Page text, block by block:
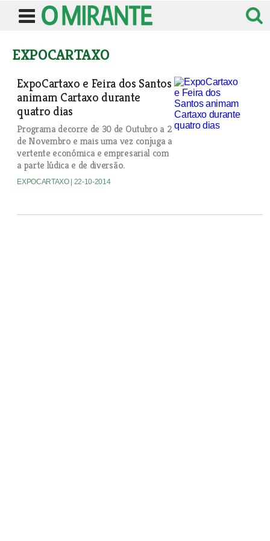
EXPOCARTAXO
ExpoCartaxo e Feira dos Santos
animam Cartaxo durante
quatro dias
Programa decorre de 30 de Outubro a 2
de Novembro e mais uma vez conjuga a
vertente económica e empresarial com
a parte lúdica e de diversão.
EXPOCARTAXO | 22-10-2014